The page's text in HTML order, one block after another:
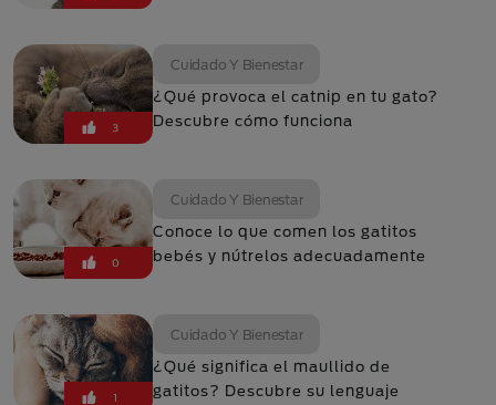
3
Cuidado Y Bienestar
¿Qué provoca el catnip en tu gato?
Descubre cómo funciona
0
Cuidado Y Bienestar
Conoce lo que comen los gatitos
bebés y nútrelos adecuadamente
1
Cuidado Y Bienestar
¿Qué significa el maullido de
gatitos? Descubre su lenguaje